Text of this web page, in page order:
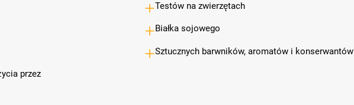
przez
Testów na zwierzętach
Białka sojowego
Sztucznych barwników, aromatów i konserwantów